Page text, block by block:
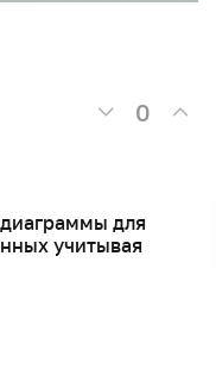
0
для
учитывая